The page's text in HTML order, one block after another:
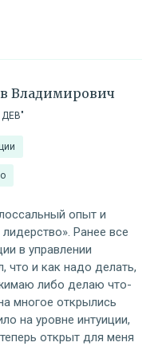
Владимирович
опыт и
Ранее все
в управлении
что и как надо делать,
либо делаю что-
многое открылись
на уровне интуиции,
открыт для меня